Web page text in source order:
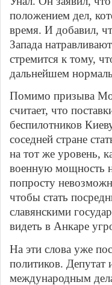
положением дел,
время. И добавил,
Запада
стремится к тому,
дальнейшем
Помимо призыва
считает, что
беспилотников
соседней стране
на тот же уровень,
военную мощность
попросту
чтобы стать
славянскими
видеть в Анкаре
На эти слова уже
политиков. Депутат
международным